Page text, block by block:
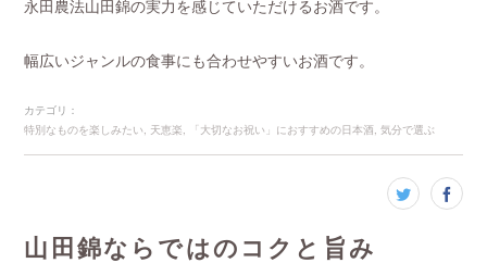
永田農法山田錦の実力を感じていただけるお酒です。
幅広いジャンルの食事にも合わせやすいお酒です。
カテゴリ ：
特別なものを楽しみたい 天恵楽 「大切なお祝い」におすすめの日本酒 気分で選ぶ
山田錦ならではのコクと旨み